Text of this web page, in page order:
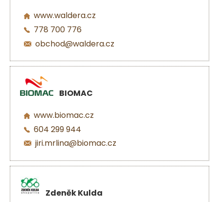
www.waldera.cz
778 700 776
obchod@waldera.cz
BIOMAC
www.biomac.cz
604 299 944
jiri.mrlina@biomac.cz
Zdeněk Kulda